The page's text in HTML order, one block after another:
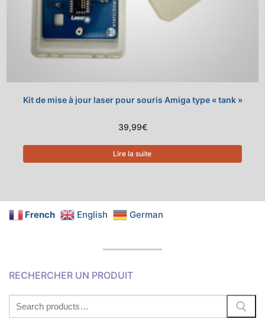
Kit de mise à jour laser pour souris Amiga type « tank »
39,99€
Lire la suite
French English German
RECHERCHER UN PRODUIT
Search
for: